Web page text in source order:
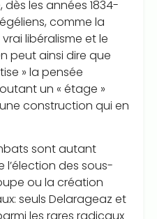
les années 1834-
comme la
libéralisme et le
peut ainsi dire que
» la pensée
un « étage »
construction qui en
sont autant
l’élection des sous-
ou la création
seuls Delarageaz et
les rares radicaux